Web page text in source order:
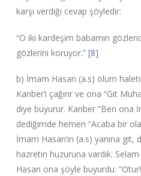
karşı verdiği cevap şöyledir:
“O iki kardeşim babamın
gözlerini koruyor.” [8]
b) İmam Hasan (a.s) ölüm
Kanber’i çağırır ve ona “Git
diye buyurur. Kanber “Ben ona
dediğimde hemen “Acaba bir
İmam Hasan’ın (a.s) yanına
hazretin huzuruna vardık.
Hasan ona şöyle buyurdu: